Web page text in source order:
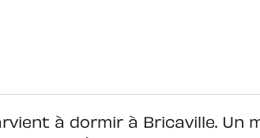
à dormir à Bricaville. Un